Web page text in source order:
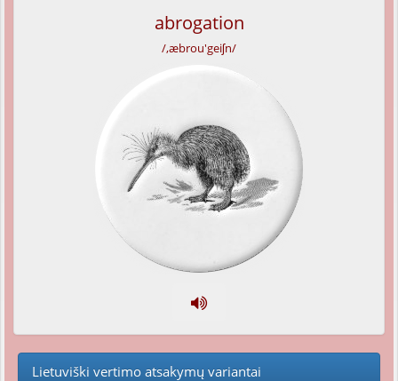
abrogation
/,æbrou'geiʃn/
Lietuviški vertimo atsakymų variantai